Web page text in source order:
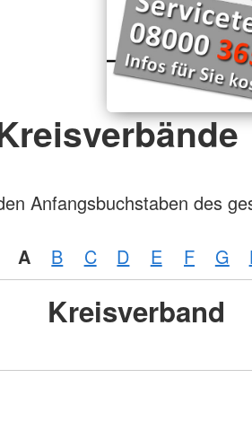
Anfangsbuchstaben des
A B C D E F G
Kreisverband